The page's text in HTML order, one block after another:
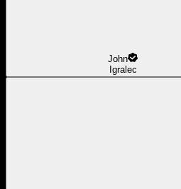
John
Igralec